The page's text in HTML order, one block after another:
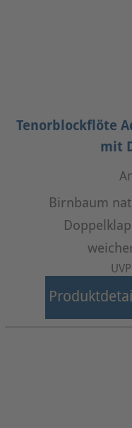
Tenorblockflöte
mit
Birnbaum